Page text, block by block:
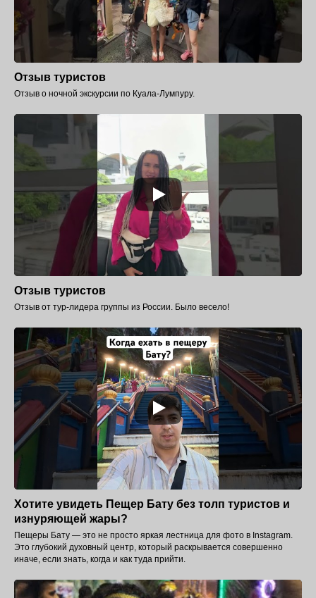
Отзыв туристов
Отзыв о ночной экскурсии по Куала-Лумпуру.
Отзыв туристов
Отзыв от тур-лидера группы из России. Было весело!
Хотите увидеть Пещер Бату без толп туристов и
изнуряющей жары?
Пещеры Бату — это не просто яркая лестница для фото в Instagram.
Это глубокий духовный центр, который раскрывается совершенно
иначе, если знать, когда и как туда прийти.